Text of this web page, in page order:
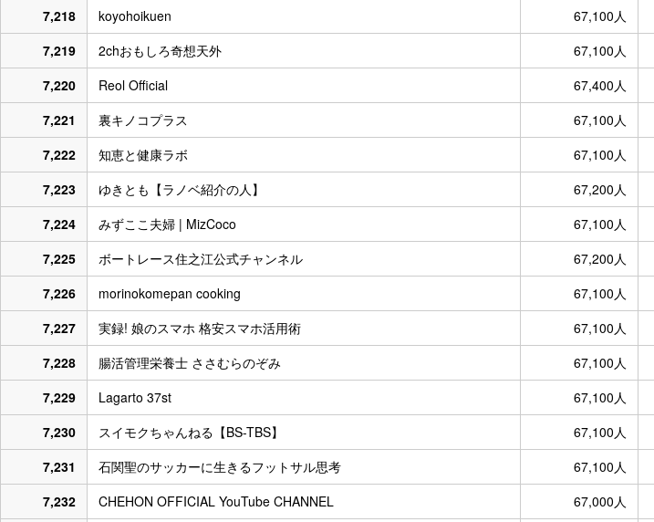
7,218 koyohoikuen 67,100人
7,219
2chおもしろ奇想天外 67,100人
7,220
Reol Official 67,400人
7,221
裏キノコプラス 67,100人
7,222
知恵と健康ラボ 67,100人
7,223
ゆきとも【ラノベ紹介の人】 67,200人
7,224
みずここ夫婦 | MizCoco 67,100人
7,225
ボートレース住之江公式チャンネル 67,200人
7,226
morinokomepan cooking 67,100人
7,227
実録! 娘のスマホ 格安スマホ活用術 67,100人
7,228
腸活管理栄養士 ささむらのぞみ 67,100人
7,229
Lagarto 37st 67,100人
7,230
スイモクちゃんねる【BS-TBS】 67,100人
7,231
石関聖のサッカーに生きるフットサル思考 67,100人
7,232
CHEHON OFFICIAL YouTube CHANNEL 67,000人